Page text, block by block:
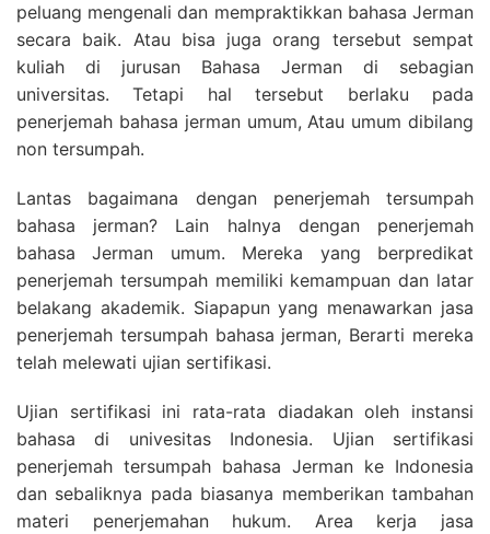
peluang mengenali dan mempraktikkan bahasa Jerman
secara baik. Atau bisa juga orang tersebut sempat
kuliah di jurusan Bahasa Jerman di sebagian
universitas. Tetapi hal tersebut berlaku pada
penerjemah bahasa jerman umum, Atau umum dibilang
non tersumpah.
Lantas bagaimana dengan penerjemah tersumpah
bahasa jerman? Lain halnya dengan penerjemah
bahasa Jerman umum. Mereka yang berpredikat
penerjemah tersumpah memiliki kemampuan dan latar
belakang akademik. Siapapun yang menawarkan jasa
penerjemah tersumpah bahasa jerman, Berarti mereka
telah melewati ujian sertifikasi.
Ujian sertifikasi ini rata-rata diadakan oleh instansi
bahasa di univesitas Indonesia. Ujian sertifikasi
penerjemah tersumpah bahasa Jerman ke Indonesia
dan sebaliknya pada biasanya memberikan tambahan
materi penerjemahan hukum. Area kerja jasa